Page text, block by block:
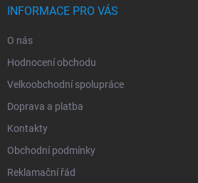
INFORMACE PRO VÁS
O nás
Hodnocení obchodu
Velkoobchodní spolupráce
Doprava a platba
Kontakty
Obchodní podmínky
Reklamační řád